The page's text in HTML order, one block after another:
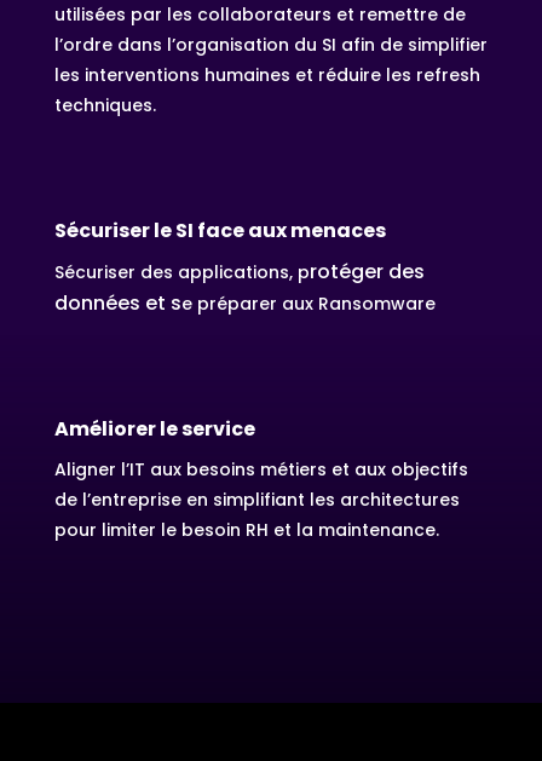
utilisées par les collaborateurs et remettre de
l’ordre dans l’organisation du SI afin de simplifier
les interventions humaines et réduire les refresh
techniques.
Sécuriser le SI face aux menaces
Sécuriser des applications, protéger des
données et se préparer aux Ransomware
Améliorer le service
Aligner l’IT aux besoins métiers et aux objectifs
de l’entreprise en simplifiant les architectures
pour limiter le besoin RH et la maintenance.